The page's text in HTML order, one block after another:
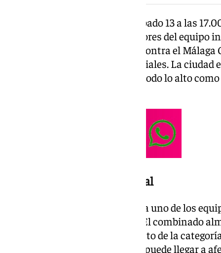
El encuentro tendrá lugar el sábado 13 a las
en el que los jugadores y seguidores del equipo
su último adiós antes de jugar contra el Málaga
convocado a través de redes sociales. La
despedirán a los jugadores por todo lo alto
El Almería, favorito de la final
El conjunto dirigido por Rubí era uno de los
como único objetivo ascender. El combinado
con mejor plantilla y presupuesto de la
ascenso como sea. Esa presión puede llegar a